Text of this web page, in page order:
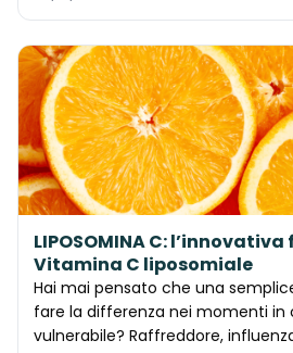
LIPOSOMINA C:
Vitamina C liposomiale
Hai mai pensato che una
fare la differenza nei momenti in
vulnerabile? Raffreddore,